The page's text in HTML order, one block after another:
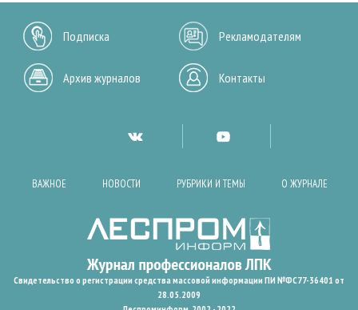
Подписка Рекламодателям
Архив журналов Контакты
ВАЖНОЕ НОВОСТИ РУБРИКИ И ТЕМЫ О ЖУРНАЛЕ
Свидетельство о регистрации средства массовой информации ПИ №ФС77-36401 от
28.05.2009